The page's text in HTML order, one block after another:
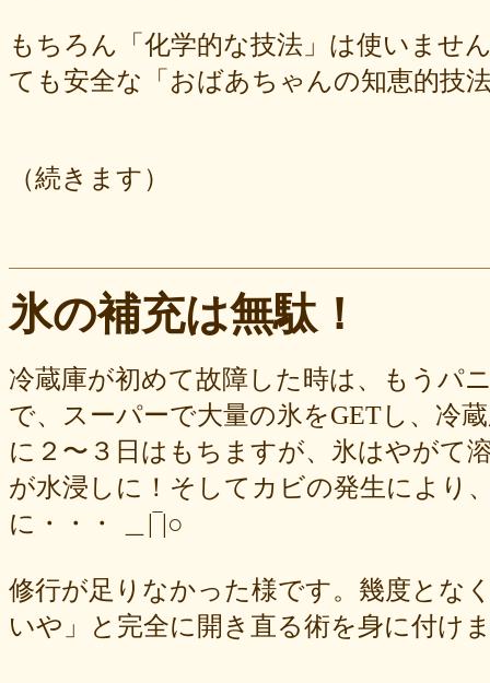
もちろん「化学的な技法」は使いませ
ても安全な「おばあちゃんの知恵的技
（続きます）
氷の補充は無駄！
冷蔵庫が初めて故障した時は、もうパ
で、スーパーで大量の氷をGETし、冷
に２〜３日はもちますが、氷はやがて
が水浸しに！そしてカビの発生により
に・・・ ＿|‾|○
修行が足りなかった様です。幾度とな
いや」と完全に開き直る術を身に付け